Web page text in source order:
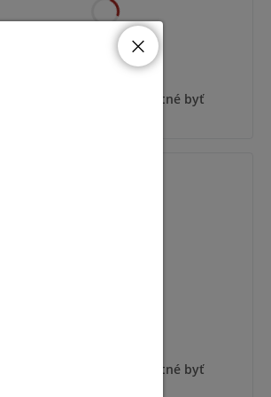
zobrazenie informácií je nutné byť
zobrazenie informácií je nutné byť